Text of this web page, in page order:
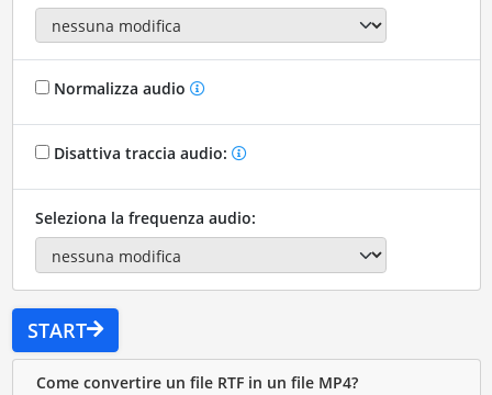
Normalizza audio
Disattiva traccia audio:
Seleziona la frequenza audio:
START
Come convertire un file RTF in un file MP4?